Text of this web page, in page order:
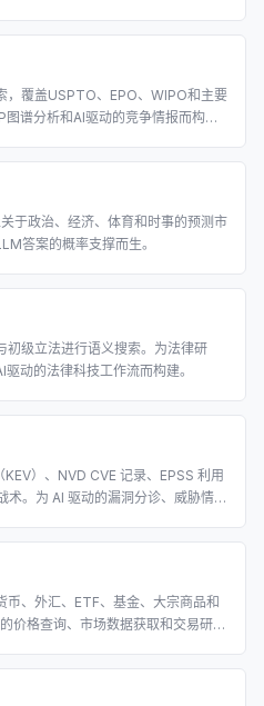
，覆盖USPTO、EPO、WIPO和主要
图谱分析和AI驱动的竞争情报而构
于政治、经济、体育和时事的预测市
答案的概率支撑而生。
初级立法进行语义搜索。为法律研
动的法律科技工作流而构建。
）、NVD CVE 记录、EPSS 利用
。为 AI 驱动的漏洞分诊、威胁情报
币、外汇、ETF、基金、大宗商品和
价格查询、市场数据获取和交易研究